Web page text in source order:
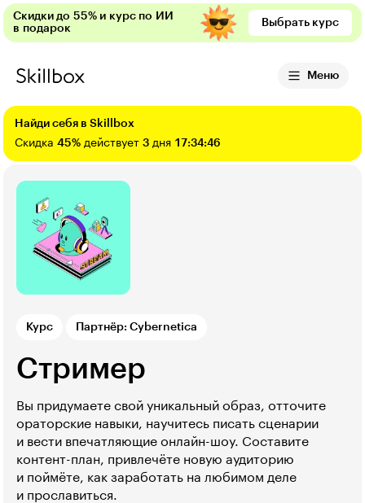
Скидки до 55% и курс по ИИ
в подарок
Выбрать курс
Меню
Найди себя в Skillbox
Скидка 45% действует 3 дня 17:34:45
Курс Партнёр: Cybernetica
Стример
Вы придумаете свой уникальный образ, отточите
ораторские навыки, научитесь писать сценарии
и вести впечатляющие онлайн-шоу. Составите
контент-план, привлечёте новую аудиторию
и поймёте, как заработать на любимом деле
и прославиться.